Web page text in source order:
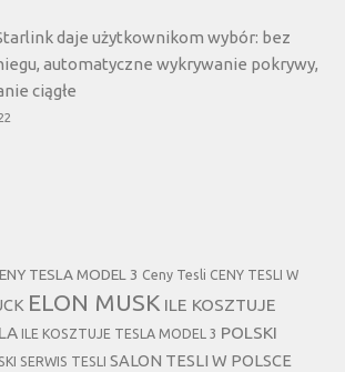
daje użytkownikom wybór: bez
automatyczne wykrywanie pokrywy,
ciągłe
TESLA MODEL 3 Ceny Tesli CENY TESLI W
ELON MUSK ILE KOSZTUJE
ILE KOSZTUJE TESLA MODEL 3 POLSKI
SERWIS TESLI SALON TESLI W POLSCE